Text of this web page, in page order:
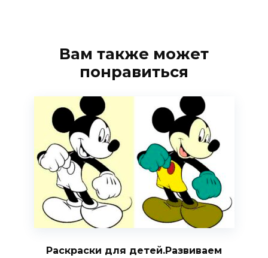
Вам также может
понравиться
Раскраски для детей.Развиваем